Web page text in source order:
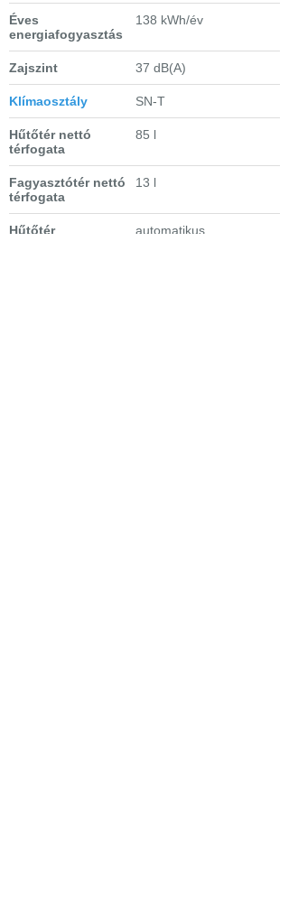
Éves
energiafogyasztás
138 kWh/év
Zajszint 37 dB(A)
Klímaosztály SN-T
Hűtőtér nettó
térfogata
85 l
Fagyasztótér nettó
térfogata
13 l
Hűtőtér
automatikus